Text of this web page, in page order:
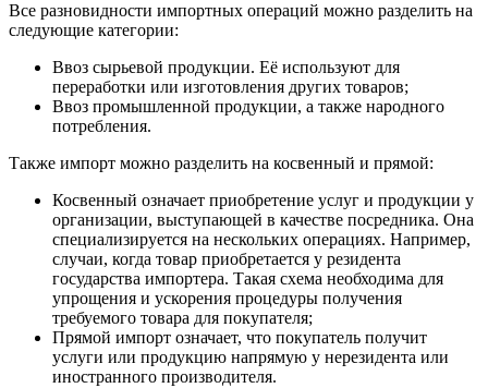
Все разновидности импортных операций можно разделить на
следующие категории:
Ввоз сырьевой продукции. Её используют для
переработки или изготовления других товаров;
Ввоз промышленной продукции, а также народного
потребления.
Также импорт можно разделить на косвенный и прямой:
Косвенный означает приобретение услуг и продукции у
организации, выступающей в качестве посредника. Она
специализируется на нескольких операциях. Например,
случаи, когда товар приобретается у резидента
государства импортера. Такая схема необходима для
упрощения и ускорения процедуры получения
требуемого товара для покупателя;
Прямой импорт означает, что покупатель получит
услуги или продукцию напрямую у нерезидента или
иностранного производителя.